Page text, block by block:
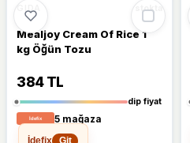
%20 %20 DÜŞTÜ
GIDA stokta
Mealjoy Cream Of Rice 1
kg Öğün Tozu
384 TL
dip fiyat
5 mağaza
İdefix
Git